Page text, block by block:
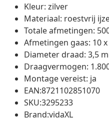
Kleur: zilver
Materiaal: roestvrij
Totale afmetingen:
Afmetingen gaas: 10 x
Diameter draad: 3,5
Draagvermogen:
Montage vereist: ja
EAN:8721102851070
SKU:3295233
Brand:vidaXL